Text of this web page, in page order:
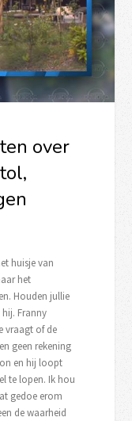
over
huisje van
het
Houden jullie
Franny
vraagt of de
geen rekening
en hij loopt
te lopen. Ik hou
gedoe erom
de waarheid